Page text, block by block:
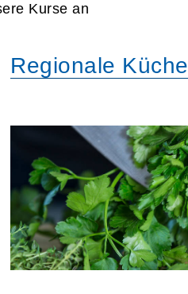
Kurse an
Regionale Küche